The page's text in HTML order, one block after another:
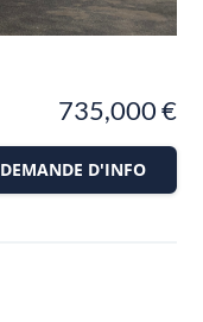
735,000 €
DEMANDE D'INFO